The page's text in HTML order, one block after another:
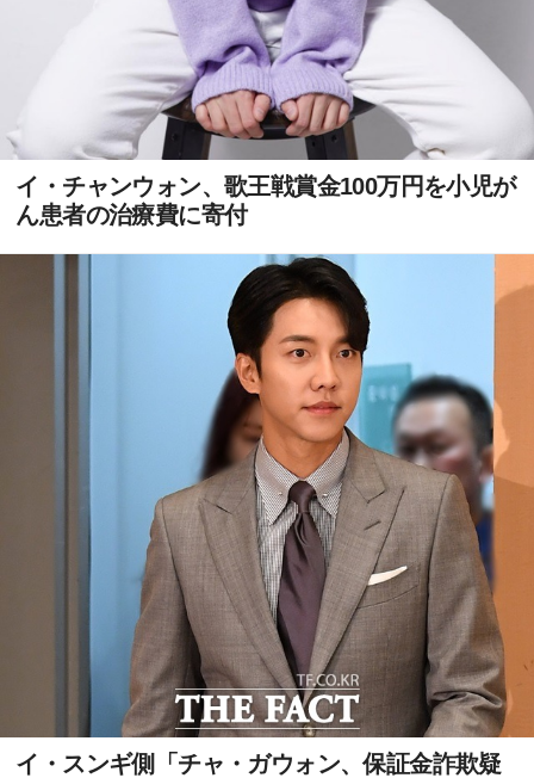
イ・チャンウォン、歌王戦賞金100万円を小児が
ん患者の治療費に寄付
イ・スンギ側「チャ・ガウォン、保証金詐欺疑